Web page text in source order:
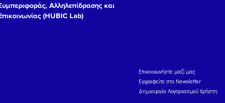
Αλληλεπίδρασης και
(HUBIC Lab)
Eπικοινωνήστε μαζί μας
Εγγραφείτε στο Newsletter
Δημιουργία Λογαριασμού Χρήστη